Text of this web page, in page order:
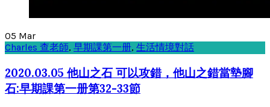
05 Mar
Charles 查老師, 早期課第一册, 生活情境對話
2020.03.05 他山之石 可以攻錯，他山之錯當墊腳
石:早期課第一册第32-33節